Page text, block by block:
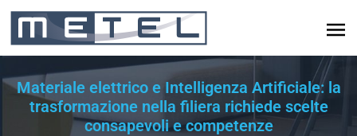
Materiale elettrico e Intelligenza Artificiale: la
trasformazione nella filiera richiede scelte
consapevoli e competenze